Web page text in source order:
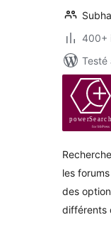
400+
Testé
les
des
différents